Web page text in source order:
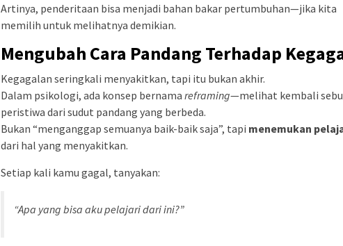
Artinya, penderitaan bisa menjadi bahan bakar pertumbuhan—jika kita
memilih untuk melihatnya demikian.
Mengubah Cara Pandang Terhadap
Kegagalan seringkali menyakitkan, tapi itu bukan akhir.
Dalam psikologi, ada konsep bernama reframing—melihat kembali
peristiwa dari sudut pandang yang berbeda.
Bukan “menganggap semuanya baik-baik saja”, tapi menemukan
dari hal yang menyakitkan.
Setiap kali kamu gagal, tanyakan:
“Apa yang bisa aku pelajari dari ini?”